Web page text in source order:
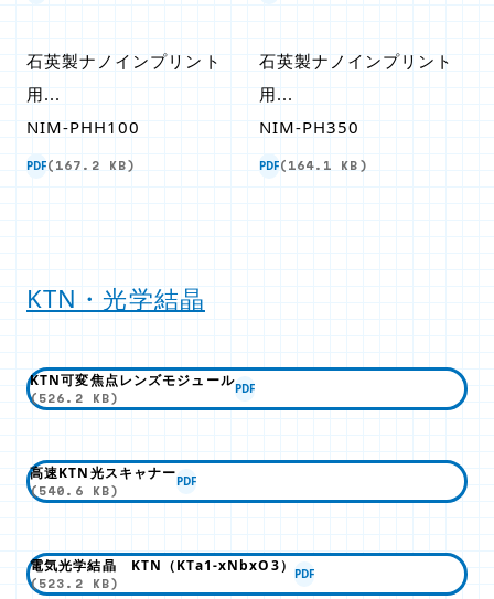
石英製ナノインプリント
用...
NIM-PHH100
PDF(167.2 KB)
石英製ナノインプリント
用...
NIM-PH350
PDF(164.1 KB)
KTN・光学結晶
KTN可変焦点レンズモジュール
(526.2 KB)
PDF
高速KTN光スキャナー
(540.6 KB)
PDF
電気光学結晶 KTN（KTa1-xNbxO3）
(523.2 KB)
PDF